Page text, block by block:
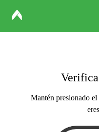
Mantén presionado